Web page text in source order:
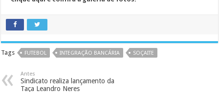
Tags FUTEBOL INTEGRAÇÃO BANCÁRIA SOÇAITE
Antes
Sindicato realiza lançamento da
Taça Leandro Neres